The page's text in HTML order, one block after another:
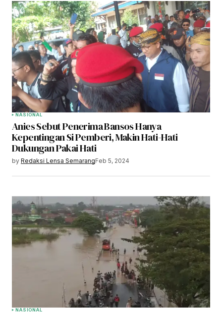
NASIONAL
Anies Sebut Penerima Bansos Hanya
Kepentingan Si Pemberi, Makin Hati-Hati
Dukungan Pakai Hati
by Redaksi Lensa SemarangFeb 5, 2024
NASIONAL